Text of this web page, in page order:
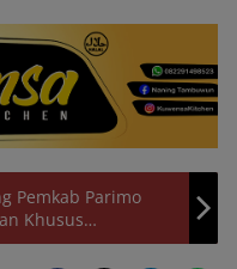
Pemkab Parimo
Khusus